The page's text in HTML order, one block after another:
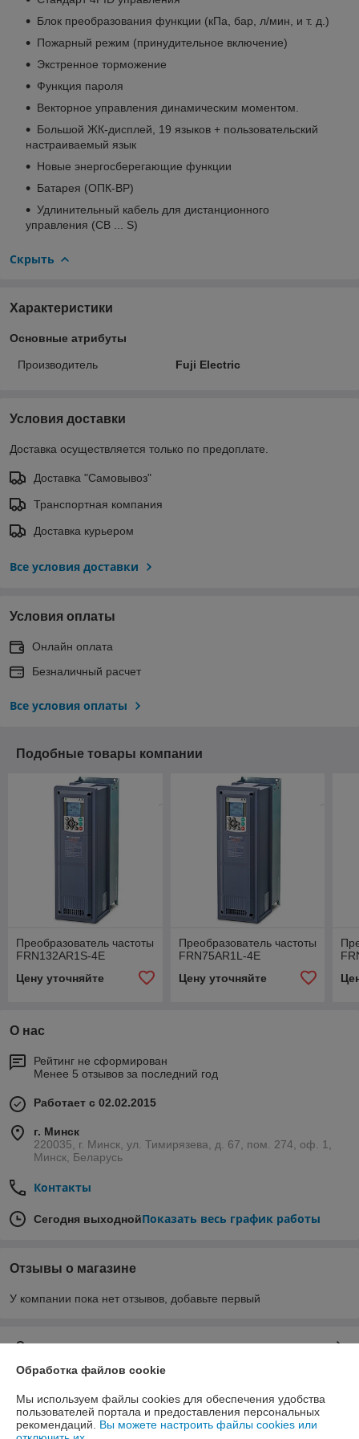
Блок преобразования функции (кПа, бар, л/мин, и т. д.)
Пожарный режим (принудительное включение)
Экстренное торможение
Функция пароля
Векторное управления динамическим моментом.
Большой ЖК-дисплей, 19 языков + пользовательский
настраиваемый язык
Новые энергосберегающие функции
Батарея (ОПК-ВР)
Удлинительный кабель для дистанционного
управления (CB ... S)
Скрыть
Характеристики
Основные атрибуты
Производитель Fuji Electric
Условия доставки
Доставка осуществляется только по предоплате.
Доставка "Самовывоз"
Транспортная компания
Доставка курьером
Все условия доставки
Условия оплаты
Онлайн оплата
Безналичный расчет
Все условия оплаты
Подобные товары компании
Преобразователь частоты
FRN132AR1S-4E
Цену уточняйте
Преобразователь частоты
FRN75AR1L-4E
Цену уточняйте
О нас
Рейтинг не сформирован
Менее 5 отзывов за последний год
Работает с 02.02.2015
г. Минск
220035, г. Минск, ул. Тимирязева, д. 67, пом. 274, оф. 1,
Минск, Беларусь
Контакты
Сегодня выходнойПоказать весь график работы
Отзывы о магазине
У компании пока нет отзывов, добавьте первый
О нас
Доставка и оплата
Обработка файлов cookie
Мы используем файлы cookies для обеспечения удобства
пользователей портала и предоставления персональных
рекомендаций. Вы можете настроить файлы cookies или